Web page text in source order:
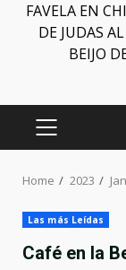
FAVELA EN
DE JUDAS
BEIJO
Home 2023
Las más Leídas
Café en la